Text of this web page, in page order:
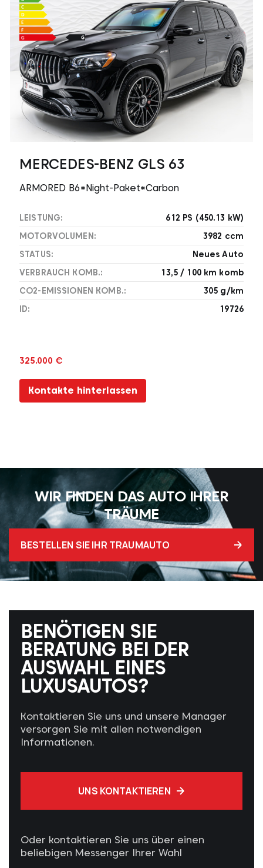
MERCEDES-BENZ GLS 63
ARMORED B6*Night-Paket*Carbon
LEISTUNG:
612 PS (450.13 kW)
MOTORVOLUMEN:
3982 ccm
STATUS:
Neues Auto
VERBRAUCH KOMB.:
13,5 / 100 km komb
CO2-EMISSIONEN KOMB.:
305 g/km
ID:
19726
325.000 €
Kontakte hinterlassen
WIR FINDEN DAS AUTO IHRER
TRÄUME
BESTELLEN SIE IHR TRAUMAUTO
BENÖTIGEN SIE
BERATUNG BEI DER
AUSWAHL EINES
LUXUSAUTOS?
Kontaktieren Sie uns und unsere Manager
versorgen Sie mit allen notwendigen
Informationen.
UNS KONTAKTIEREN
Oder kontaktieren Sie uns über einen
beliebigen Messenger Ihrer Wahl